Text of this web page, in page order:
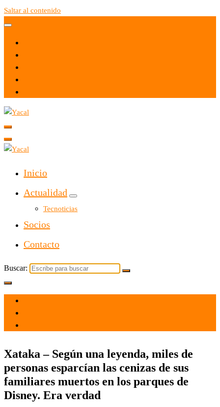
Saltar al contenido
Yacal micro hosting
Inicio
Actualidad
Tecnoticias
Socios
Contacto
Buscar:
Xataka – Según una leyenda, miles de
personas esparcían las cenizas de sus
familiares muertos en los parques de
Disney. Era verdad